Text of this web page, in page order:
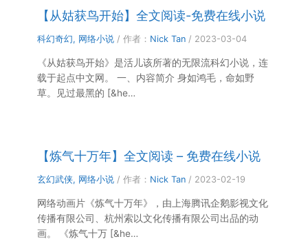
【从姑获鸟开始】全文阅读-免费在线小说
科幻奇幻, 网络小说 / 作者： Nick Tan / 2023-03-04
《从姑获鸟开始》是活儿该所著的无限流科幻小说，连
载于起点中文网。 一、内容简介 身如鸿毛，命如野
草。见过最黑的 [&he…
【炼气十万年】全文阅读 – 免费在线小说
玄幻武侠, 网络小说 / 作者： Nick Tan / 2023-02-19
网络动画片《炼气十万年》，由上海腾讯企鹅影视文化
传播有限公司、杭州索以文化传播有限公司出品的动
画。 《炼气十万 [&he…